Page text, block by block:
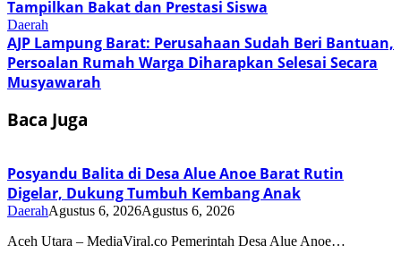
Tampilkan Bakat dan Prestasi Siswa
Daerah
AJP Lampung Barat: Perusahaan Sudah Beri Bantuan,
Persoalan Rumah Warga Diharapkan Selesai Secara
Musyawarah
Baca Juga
Posyandu Balita di Desa Alue Anoe Barat Rutin
Digelar, Dukung Tumbuh Kembang Anak
DaerahAgustus 6, 2026Agustus 6, 2026
Aceh Utara – MediaViral.co Pemerintah Desa Alue Anoe…